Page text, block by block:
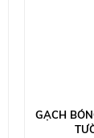
GẠCH